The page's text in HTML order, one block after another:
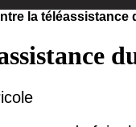
la téléassistance